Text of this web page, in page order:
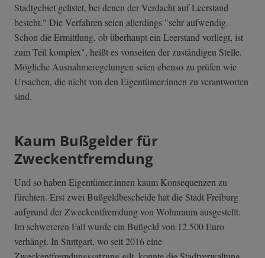
Stadtgebiet gelistet, bei denen der Verdacht auf Leerstand
besteht." Die Verfahren seien allerdings "sehr aufwendig.
Schon die Ermittlung, ob überhaupt ein Leerstand vorliegt, ist
zum Teil komplex", heißt es vonseiten der zuständigen Stelle.
Mögliche Ausnahmeregelungen seien ebenso zu prüfen wie
Ursachen, die nicht von den Eigentümer:innen zu verantworten
sind.
Kaum Bußgelder für
Zweckentfremdung
Und so haben Eigentümer:innen kaum Konsequenzen zu
fürchten. Erst zwei Bußgeldbescheide hat die Stadt Freiburg
aufgrund der Zweckentfremdung von Wohnraum ausgestellt.
Im schwereren Fall wurde ein Bußgeld von 12.500 Euro
verhängt. In Stuttgart, wo seit 2016 eine